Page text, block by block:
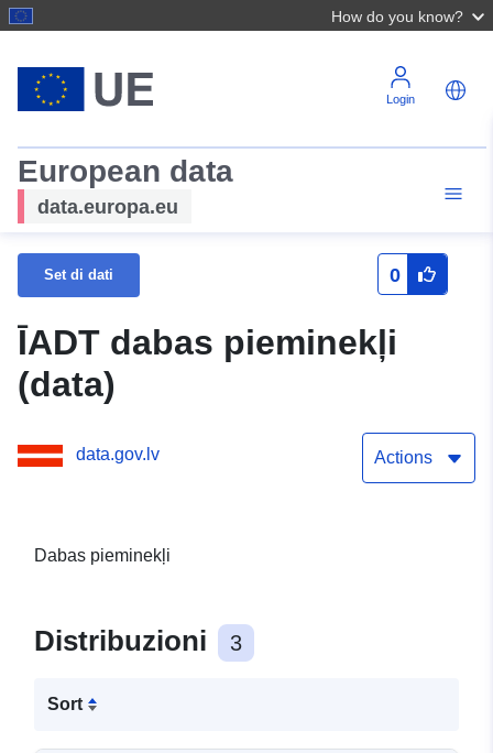
How do you know?
Login
European data
data.europa.eu
Set di dati 0
ĪADT dabas pieminekļi
(data)
data.gov.lv Actions
Dabas pieminekļi
Distribuzioni 3
Sort